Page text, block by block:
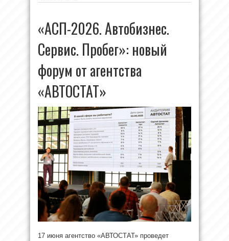
«АСП-2026. Автобизнес.
Сервис. Пробег»: новый
форум от агентства
«АВТОСТАТ»
17 июня агентство «АВТОСТАТ» проведет